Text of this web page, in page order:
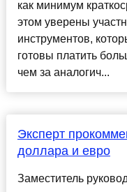
как минимум
этом уверены
инструментов,
готовы платить
чем за аналогич...
Эксперт
доллара и евро
Заместитель